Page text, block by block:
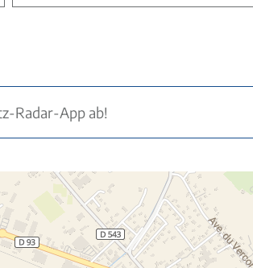
Radar-App ab!